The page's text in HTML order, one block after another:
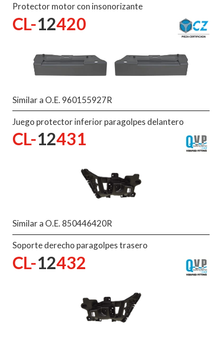
Protector motor con insonorizante
CL-12420
Similar a O.E. 960155927R
Juego protector inferior paragolpes delantero
CL-12431
Similar a O.E. 850446420R
Soporte derecho paragolpes trasero
CL-12432